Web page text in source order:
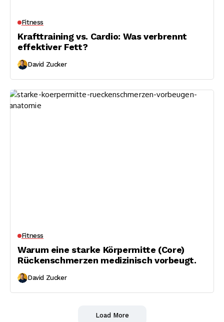
Fitness
Krafttraining vs. Cardio: Was verbrennt
effektiver Fett?
David Zucker
Fitness
Warum eine starke Körpermitte (Core)
Rückenschmerzen medizinisch vorbeugt.
David Zucker
Load More